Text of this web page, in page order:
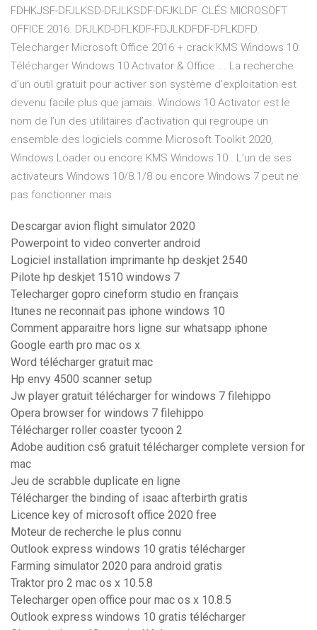
FDHKJSF-DFJLKSD-DFJLKSDF-DFJKLDF. CLÉS MICROSOFT
OFFICE 2016. DFJLKD-DFLKDF-FDJLKDFDF-DFLKDFD.
Telecharger Microsoft Office 2016 + crack KMS Windows 10:
Télécharger Windows 10 Activator & Office ... La recherche
d’un outil gratuit pour activer son système d’exploitation est
devenu facile plus que jamais. Windows 10 Activator est le
nom de l’un des utilitaires d’activation qui regroupe un
ensemble des logiciels comme Microsoft Toolkit 2020,
Windows Loader ou encore KMS Windows 10.. L’un de ses
activateurs Windows 10/8.1/8 ou encore Windows 7 peut ne
pas fonctionner mais
Descargar avion flight simulator 2020
Powerpoint to video converter android
Logiciel installation imprimante hp deskjet 2540
Pilote hp deskjet 1510 windows 7
Telecharger gopro cineform studio en français
Itunes ne reconnait pas iphone windows 10
Comment apparaitre hors ligne sur whatsapp iphone
Google earth pro mac os x
Word télécharger gratuit mac
Hp envy 4500 scanner setup
Jw player gratuit télécharger for windows 7 filehippo
Opera browser for windows 7 filehippo
Télécharger roller coaster tycoon 2
Adobe audition cs6 gratuit télécharger complete version for
mac
Jeu de scrabble duplicate en ligne
Télécharger the binding of isaac afterbirth gratis
Licence key of microsoft office 2020 free
Moteur de recherche le plus connu
Outlook express windows 10 gratis télécharger
Farming simulator 2020 para android gratis
Traktor pro 2 mac os x 10.5.8
Telecharger open office pour mac os x 10.8.5
Outlook express windows 10 gratis télécharger